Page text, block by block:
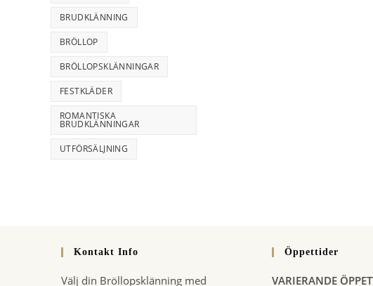
BRUDKLÄNNING
BRÖLLOP
BRÖLLOPSKLÄNNINGAR
FESTKLÄDER
ROMANTISKA
BRUDKLÄNNINGAR
UTFÖRSÄLJNING
Kontakt Info
Välj din Bröllopsklänning med
Öppettider
VARIERANDE